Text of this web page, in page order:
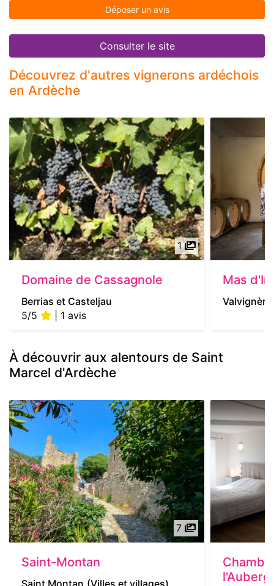
Déposer un avis
Consulter le site
Découvrez d'autres vignerons ardéchois
en Ardèche
1
Domaine de Cassagnole
Berrias et Casteljau
5/5
| 1 avis
Mas
À découvrir aux alentours de Saint
Marcel d'Ardèche
7
Saint-Montan